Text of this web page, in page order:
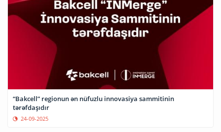
“Bakcell” regionun ən nüfuzlu innovasiya sammitinin
tərəfdaşıdır
24-09-2025